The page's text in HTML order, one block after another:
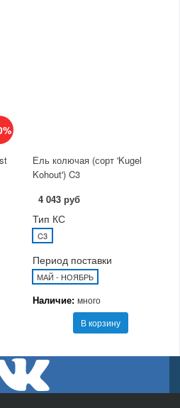
Ель колючая (сорт 'Kugel
Kohout') C3
4 043 руб
Тип КС
C3
Период поставки
МАЙ - НОЯБРЬ
Наличие: много
В корзину